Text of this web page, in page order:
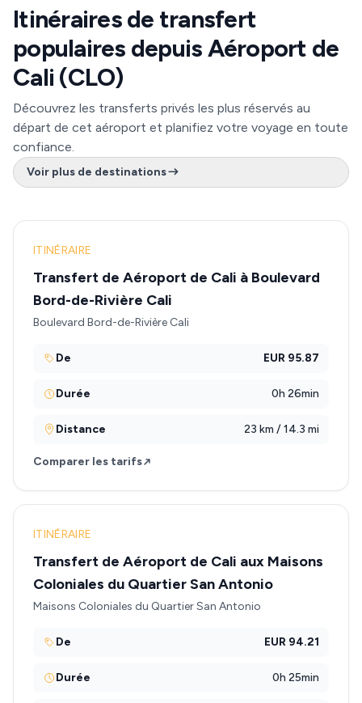
Itinéraires de transfert
populaires depuis Aéroport de
Cali (CLO)
Découvrez les transferts privés les plus réservés au
départ de cet aéroport et planifiez votre voyage en toute
confiance.
Voir plus de destinations
ITINÉRAIRE
Transfert de Aéroport de Cali à Boulevard
Bord-de-Rivière Cali
Boulevard Bord-de-Rivière Cali
De EUR 95.87
Durée 0h 26min
Distance 23 km / 14.3 mi
Comparer les tarifs
ITINÉRAIRE
Transfert de Aéroport de Cali aux Maisons
Coloniales du Quartier San Antonio
Maisons Coloniales du Quartier San Antonio
De EUR 94.21
Durée 0h 25min